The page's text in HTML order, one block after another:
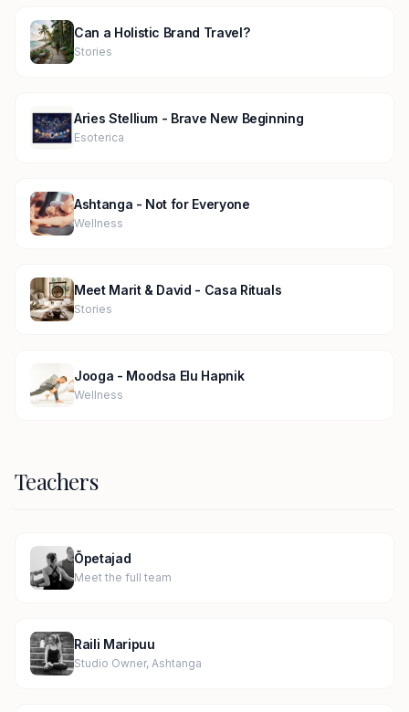
Can a Holistic Brand Travel?
Stories
Aries Stellium - Brave New Beginning
Esoterica
Ashtanga - Not for Everyone
Wellness
Meet Marit & David - Casa Rituals
Stories
Jooga - Moodsa Elu Hapnik
Wellness
Teachers
Õpetajad
Meet the full team
Raili Maripuu
Studio Owner, Ashtanga